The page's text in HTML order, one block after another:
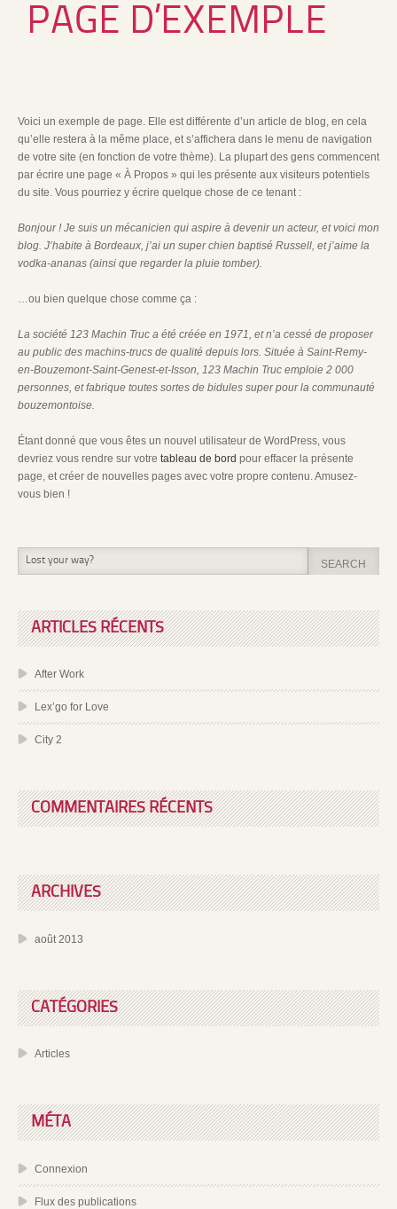
PAGE D’EXEMPLE
Voici un exemple de page. Elle est différente d’un article de blog, en cela
qu’elle restera à la même place, et s’affichera dans le menu de navigation
de votre site (en fonction de votre thème). La plupart des gens commencent
par écrire une page « À Propos » qui les présente aux visiteurs potentiels
du site. Vous pourriez y écrire quelque chose de ce tenant :
Bonjour ! Je suis un mécanicien qui aspire à devenir un acteur, et voici mon
blog. J’habite à Bordeaux, j’ai un super chien baptisé Russell, et j’aime la
vodka-ananas (ainsi que regarder la pluie tomber).
…ou bien quelque chose comme ça :
La société 123 Machin Truc a été créée en 1971, et n’a cessé de proposer
au public des machins-trucs de qualité depuis lors. Située à Saint-Remy-
en-Bouzemont-Saint-Genest-et-Isson, 123 Machin Truc emploie 2 000
personnes, et fabrique toutes sortes de bidules super pour la communauté
bouzemontoise.
Étant donné que vous êtes un nouvel utilisateur de WordPress, vous
devriez vous rendre sur votre tableau de bord pour effacer la présente
page, et créer de nouvelles pages avec votre propre contenu. Amusez-
vous bien !
ARTICLES RÉCENTS
After Work
Lex’go for Love
City 2
COMMENTAIRES RÉCENTS
ARCHIVES
août 2013
CATÉGORIES
Articles
MÉTA
Connexion
Flux des publications